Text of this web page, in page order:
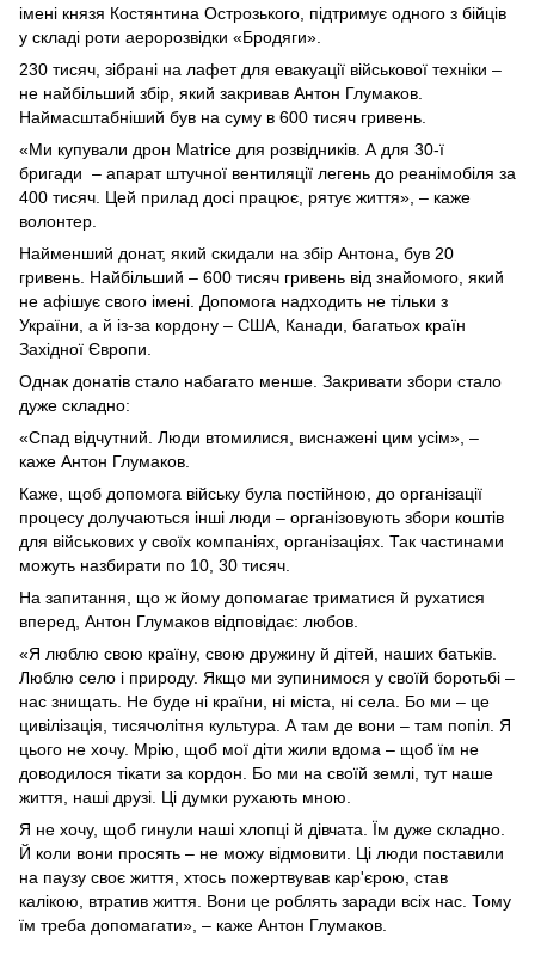
імені князя Костянтина Острозького, підтримує одного з бійців
у складі роти аеророзвідки «Бродяги».
230 тисяч, зібрані на лафет для евакуації військової техніки –
не найбільший збір, який закривав Антон Глумаков.
Наймасштабніший був на суму в 600 тисяч гривень.
«Ми купували дрон Matrice для розвідників. А для 30-ї
бригади – апарат штучної вентиляції легень до реанімобіля за
400 тисяч. Цей прилад досі працює, рятує життя», – каже
волонтер.
Найменший донат, який скидали на збір Антона, був 20
гривень. Найбільший – 600 тисяч гривень від знайомого, який
не афішує свого імені. Допомога надходить не тільки з
України, а й із-за кордону – США, Канади, багатьох країн
Західної Європи.
Однак донатів стало набагато менше. Закривати збори стало
дуже складно:
«Спад відчутний. Люди втомилися, виснажені цим усім», –
каже Антон Глумаков.
Каже, щоб допомога війську була постійною, до організації
процесу долучаються інші люди – організовують збори коштів
для військових у своїх компаніях, організаціях. Так частинами
можуть назбирати по 10, 30 тисяч.
На запитання, що ж йому допомагає триматися й рухатися
вперед, Антон Глумаков відповідає: любов.
«Я люблю свою країну, свою дружину й дітей, наших батьків.
Люблю село і природу. Якщо ми зупинимося у своїй боротьбі –
нас знищать. Не буде ні країни, ні міста, ні села. Бо ми – це
цивілізація, тисячолітня культура. А там де вони – там попіл. Я
цього не хочу. Мрію, щоб мої діти жили вдома – щоб їм не
доводилося тікати за кордон. Бо ми на своїй землі, тут наше
життя, наші друзі. Ці думки рухають мною.
Я не хочу, щоб гинули наші хлопці й дівчата. Їм дуже складно.
Й коли вони просять – не можу відмовити. Ці люди поставили
на паузу своє життя, хтось пожертвував кар'єрою, став
калікою, втратив життя. Вони це роблять заради всіх нас. Тому
їм треба допомагати», – каже Антон Глумаков.